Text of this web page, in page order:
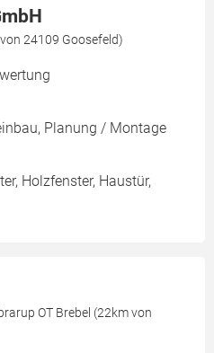
24109 Goosefeld)
Planung / Montage
Holzfenster, Haustür,
OT Brebel (22km von